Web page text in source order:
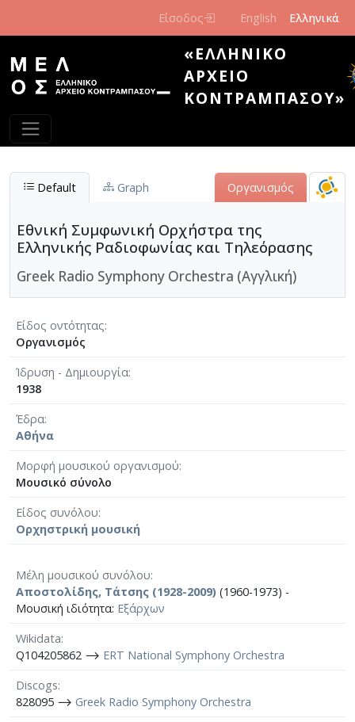
Είσοδος English Ελληνικά
«ΕΛΛΗΝΙΚΌ
ΑΡΧΕΊΟ
ΚΟΝΤΡΑΜΠΆΣΟΥ»
Default Graph Οργανισμός
Εθνική Συμφωνική Ορχήστρα της
Ελληνικής Ραδιοφωνίας και Τηλεόρασης
Greek Radio Symphony Orchestra (Αγγλική)
Είδος οντότητας
Οργανισμός
Ίδρυση - Δημιουργία
1938
Έδρα
Αθήνα
Μορφή μουσικού οργανισμού
Μουσικό σύνολο
Είδος συνόλου
Ορχηστρική μουσική
Μέλη μουσικού συνόλου
Αποστολίδης, Τάτσης (1928-2009) (1960-1973) -
Μουσική ιδιότητα: Εξάρχων
Wikidata
Q104205862 ⟶ ERT National Symphony Orchestra
Discogs
828095 ⟶ Greek Radio Symphony Orchestra